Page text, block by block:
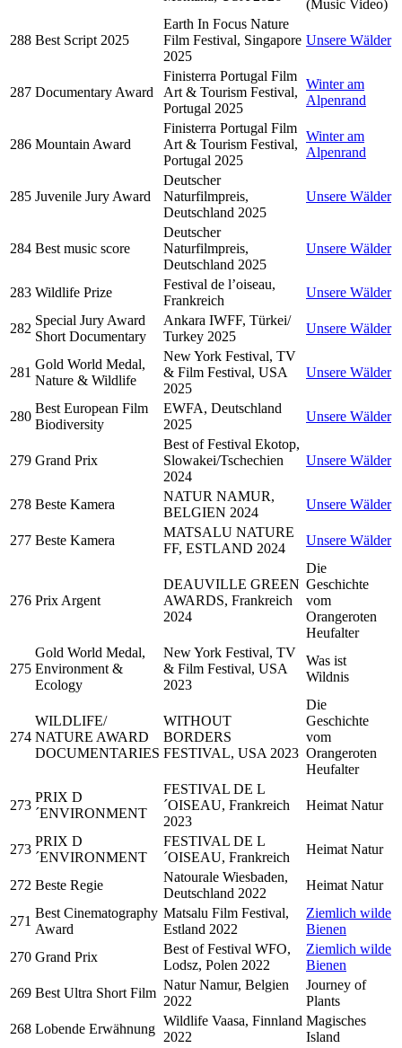
(Music Video)
288 Best Script 2025
Earth In Focus Nature
Film Festival, Singapore
2025
Unsere Wälder
287 Documentary Award
Finisterra Portugal Film
Art & Tourism Festival,
Portugal 2025
Winter am
Alpenrand
286 Mountain Award
Finisterra Portugal Film
Art & Tourism Festival,
Portugal 2025
Winter am
Alpenrand
285 Juvenile Jury Award
Deutscher
Naturfilmpreis,
Deutschland 2025
Unsere Wälder
284 Best music score
Deutscher
Naturfilmpreis,
Deutschland 2025
Unsere Wälder
283 Wildlife Prize
Festival de l’oiseau,
Frankreich
Unsere Wälder
282
Special Jury Award
Short Documentary
Ankara IWFF, Türkei/
Turkey 2025
Unsere Wälder
281
Gold World Medal,
Nature & Wildlife
New York Festival, TV
& Film Festival, USA
2025
Unsere Wälder
280
Best European Film
Biodiversity
EWFA, Deutschland
2025
Unsere Wälder
279 Grand Prix
Best of Festival Ekotop,
Slowakei/Tschechien
2024
Unsere Wälder
278 Beste Kamera
NATUR NAMUR,
BELGIEN 2024
Unsere Wälder
277 Beste Kamera
MATSALU NATURE
FF, ESTLAND 2024
Unsere Wälder
276 Prix Argent
DEAUVILLE GREEN
AWARDS, Frankreich
2024
Die
Geschichte
vom
Orangeroten
Heufalter
275
Gold World Medal,
Environment &
Ecology
New York Festival, TV
& Film Festival, USA
2023
Was ist
Wildnis
274
WILDLIFE/
NATURE AWARD
DOCUMENTARIES
WITHOUT
BORDERS
FESTIVAL, USA 2023
Die
Geschichte
vom
Orangeroten
Heufalter
273
PRIX D
´ENVIRONMENT
FESTIVAL DE L
´OISEAU, Frankreich
2023
Heimat Natur
273
PRIX D
´ENVIRONMENT
FESTIVAL DE L
´OISEAU, Frankreich
Heimat Natur
272 Beste Regie
Natourale Wiesbaden,
Deutschland 2022
Heimat Natur
271
Best Cinematography
Award
Matsalu Film Festival,
Estland 2022
Ziemlich wilde
Bienen
270 Grand Prix
Best of Festival WFO,
Lodsz, Polen 2022
Ziemlich wilde
Bienen
269 Best Ultra Short Film
Natur Namur, Belgien
2022
Journey of
Plants
268 Lobende Erwähnung
Wildlife Vaasa, Finnland
2022
Magisches
Island